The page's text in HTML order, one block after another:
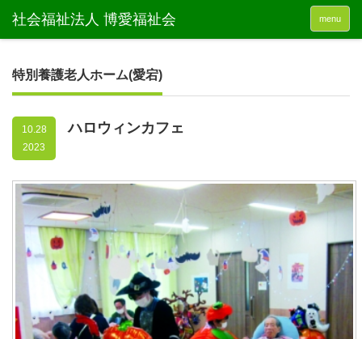
menu
特別養護老人ホーム(愛宕)
10.28
2023
ハロウィンカフェ